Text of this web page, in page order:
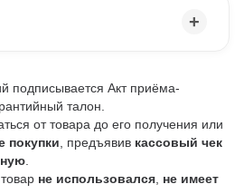
подписывается Акт приёма-
талон.
от товара до его получения или
покупки , предъявив кассовый чек
не использовался не имеет